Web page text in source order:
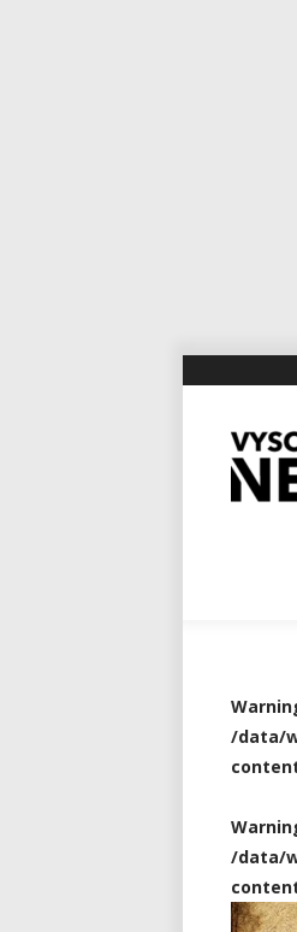
/data/
/data/